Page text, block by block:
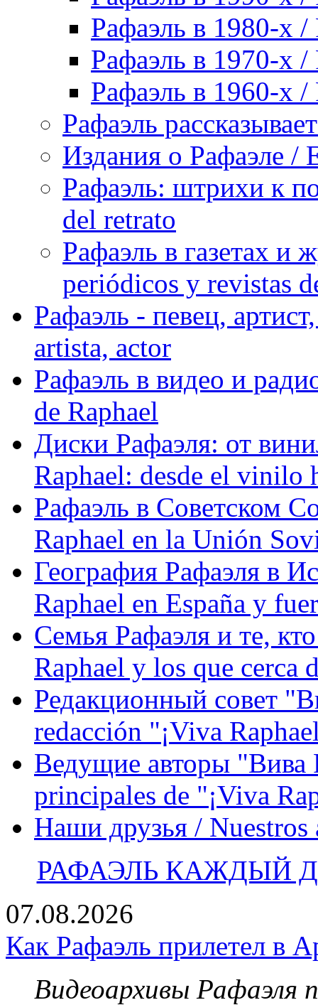
Рафаэль в 1980-х /
Рафаэль в 1970-х /
Рафаэль в 1960-х /
Рафаэль
Издания о Рафаэле /
Рафаэль: штрихи к
del retrato
Рафаэль в газетах и
periódicos y revistas
Рафаэль - певец,
artista, actor
Рафаэль в видео и
de Raphael
Диски Рафаэля: от
Raphael: desde el vinilo
Рафаэль в Советском
Raphael en la Unión
География Рафаэля в
Raphael en España y
Семья Рафаэля и те,
Raphael y los que cerca
Редакционный совет
redacción "¡Viva
Ведущие авторы "Вива
principales de "¡Viva
Наши друзья / Nuestros
РАФАЭЛЬ КАЖДЫЙ
07.08.2026
Как Рафаэль прилетел в
Видеоархивы Рафаэля